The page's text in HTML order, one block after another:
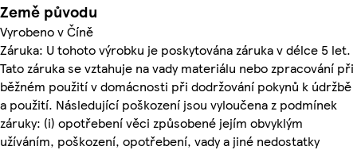
Země původu
Vyrobeno v Číně
Záruka: U tohoto výrobku je poskytována záruka v délce 5 let.
Tato záruka se vztahuje na vady materiálu nebo zpracování při
běžném použití v domácnosti při dodržování pokynů k údržbě
a použití. Následující poškození jsou vyloučena z podmínek
záruky: (i) opotřebení věci způsobené jejím obvyklým
užíváním, poškození, opotřebení, vady a jiné nedostatky